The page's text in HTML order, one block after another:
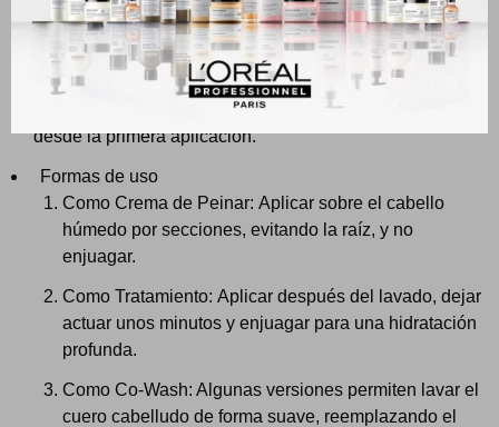
desenredar y proteger la fibra capilar, facilitando el
manejo del cabello sin dejarlo pesado o con residuos.
Resultados Específicos: Ayudan a controlar el frizz,
definir los rizos y aportar un brillo intenso y suavidad
desde la primera aplicación.
Formas de uso
Como Crema de Peinar: Aplicar sobre el cabello
húmedo por secciones, evitando la raíz, y no
enjuagar.
Como Tratamiento: Aplicar después del lavado, dejar
actuar unos minutos y enjuagar para una hidratación
profunda.
Como Co-Wash: Algunas versiones permiten lavar el
cuero cabelludo de forma suave, reemplazando el